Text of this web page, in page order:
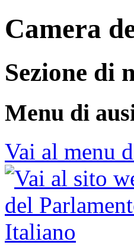
Camera
Sezione di
Menu di
Vai al menu